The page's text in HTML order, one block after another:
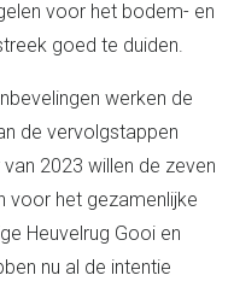
voor het bodem- en
goed te duiden.
werken de
de vervolgstappen
2023 willen de zeven
voor het gezamenlijke
Heuvelrug Gooi en
nu al de intentie